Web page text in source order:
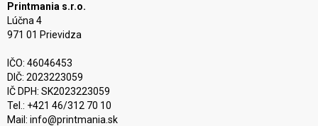
Printmania s.r.o.
Lúčna 4
971 01 Prievidza
IČO: 46046453
DIČ: 2023223059
IČ DPH: SK2023223059
Tel.: +421 46/312 70 10
Mail: info@printmania.sk